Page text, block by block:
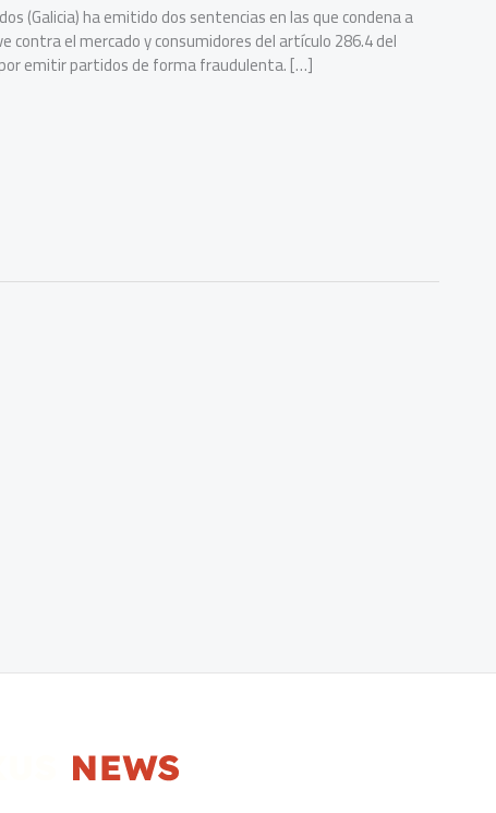
(Galicia) ha emitido dos sentencias en las que condena a
el mercado y consumidores del artículo 286.4 del
emitir partidos de forma fraudulenta. […]